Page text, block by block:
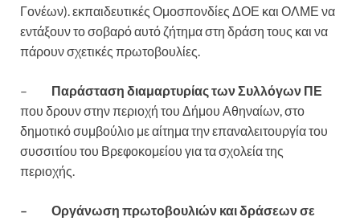
Γονέων). εκπαιδευτικές Ομοσπονδίες ΔΟΕ και ΟΛΜΕ να
εντάξουν το σοβαρό αυτό ζήτημα στη δράση τους και να
πάρουν σχετικές πρωτοβουλίες.
– Παράσταση διαμαρτυρίας των Συλλόγων ΠΕ
που δρουν στην περιοχή του Δήμου Αθηναίων, στο
δημοτικό συμβούλιο με αίτημα την επαναλειτουργία του
συσσιτίου του Βρεφοκομείου για τα σχολεία της
περιοχής.
– Οργάνωση πρωτοβουλιών και δράσεων σε